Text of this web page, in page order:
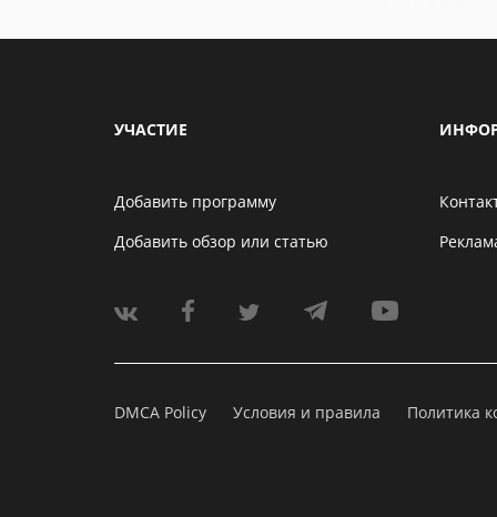
УЧАСТИЕ
Добавить программу
Добавить обзор или статью
DMCA Policy Условия и правила Политика